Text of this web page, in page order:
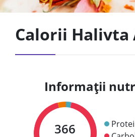
Calorii Halivta
Informații
366